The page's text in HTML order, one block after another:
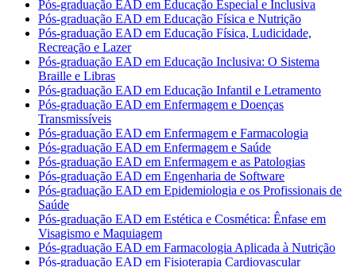
Pós-graduação EAD em Educação Especial e Inclusiva
Pós-graduação EAD em Educação Física e Nutrição
Pós-graduação EAD em Educação Física, Ludicidade,
Recreação e Lazer
Pós-graduação EAD em Educação Inclusiva: O Sistema
Braille e Libras
Pós-graduação EAD em Educação Infantil e Letramento
Pós-graduação EAD em Enfermagem e Doenças
Transmissíveis
Pós-graduação EAD em Enfermagem e Farmacologia
Pós-graduação EAD em Enfermagem e Saúde
Pós-graduação EAD em Enfermagem e as Patologias
Pós-graduação EAD em Engenharia de Software
Pós-graduação EAD em Epidemiologia e os Profissionais de
Saúde
Pós-graduação EAD em Estética e Cosmética: Ênfase em
Visagismo e Maquiagem
Pós-graduação EAD em Farmacologia Aplicada à Nutrição
Pós-graduação EAD em Fisioterapia Cardiovascular